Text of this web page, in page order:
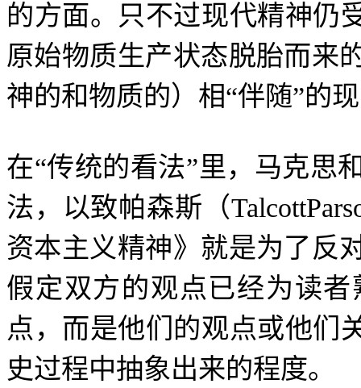
的方面。只不过现代精神仍
原始物质生产状态脱胎而来
神的和物质的）相“伴随”的
在“传统的看法”里，马克思
法，以致帕森斯（
资本主义精神》就是为了反
假定双方的观点已经为读
点，而是他们的观点或他们
史过程中抽象出来的程度。